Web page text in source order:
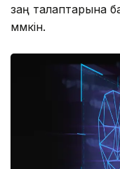
заң талаптарына
мүмкін.